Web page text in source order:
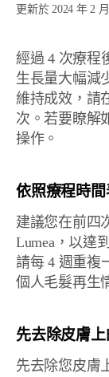
更新於 2024 年 2
經過 4 次療程
生長量大幅減
維持成效，請
次。若要瞭解
操作。
依照療程時
建議您在前四
Lumea，以達
請每 4 週重複
個人毛髮再生
先去除皮膚
先去除您皮膚